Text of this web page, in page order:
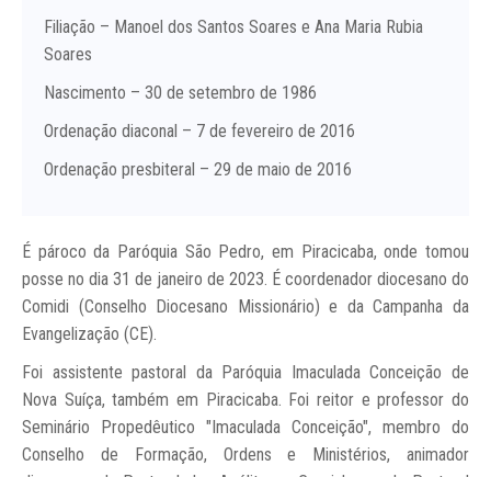
Filiação – Manoel dos Santos Soares e Ana Maria Rubia
Soares
Nascimento – 30 de setembro de 1986
Ordenação diaconal – 7 de fevereiro de 2016
Ordenação presbiteral – 29 de maio de 2016
É pároco da Paróquia São Pedro, em Piracicaba, onde tomou
posse no dia 31 de janeiro de 2023. É coordenador diocesano do
Comidi (Conselho Diocesano Missionário) e da Campanha da
Evangelização (CE).
Foi assistente pastoral da Paróquia Imaculada Conceição de
Nova Suíça, também em Piracicaba. Foi reitor e professor do
Seminário Propedêutico "Imaculada Conceição", membro do
Conselho de Formação, Ordens e Ministérios, animador